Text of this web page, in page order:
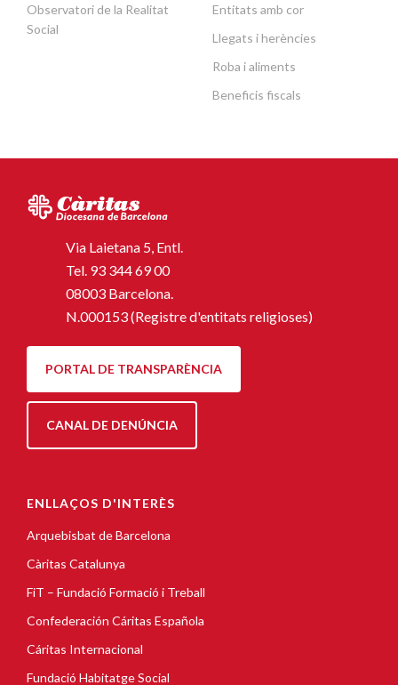
Observatori de la Realitat
Social
Entitats amb cor
Llegats i herències
Roba i aliments
Beneficis fiscals
Via Laietana 5, Entl.
Tel. 93 344 69 00
08003 Barcelona.
N.000153 (Registre d'entitats religioses)
PORTAL DE TRANSPARÈNCIA
CANAL DE DENÚNCIA
ENLLAÇOS D'INTERÈS
Arquebisbat de Barcelona
Càritas Catalunya
FiT – Fundació Formació i Treball
Confederación Cáritas Española
Cáritas Internacional
Fundació Habitatge Social